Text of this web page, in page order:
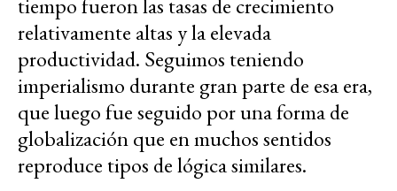
tiempo fueron las tasas de crecimiento
relativamente altas y la elevada
productividad. Seguimos teniendo
imperialismo durante gran parte de esa era,
que luego fue seguido por una forma de
globalización que en muchos sentidos
reproduce tipos de lógica similares.